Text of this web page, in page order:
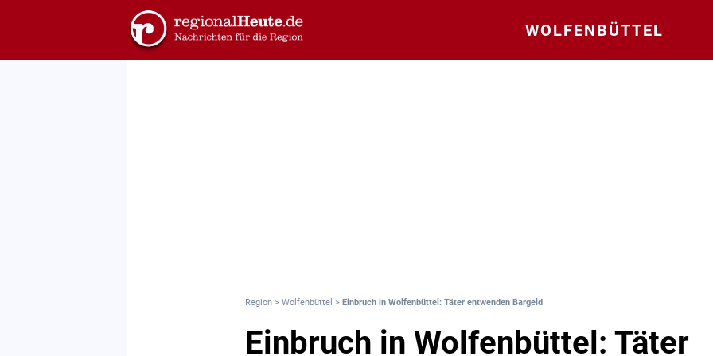
WOLFENBÜTTEL
Region > Wolfenbüttel > Einbruch in Wolfenbüttel: Täter entwenden Bargeld
Einbruch in Wolfenbüttel: Täter